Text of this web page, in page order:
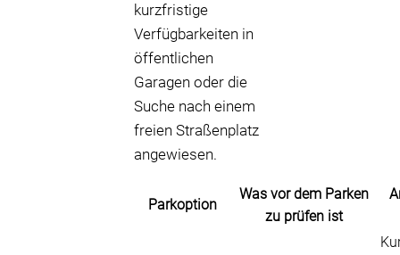
kurzfristige
Verfügbarkeiten in
öffentlichen
Garagen oder die
Suche nach einem
freien Straßenplatz
angewiesen.
Parkoption
Was vor dem Parken
zu prüfen ist